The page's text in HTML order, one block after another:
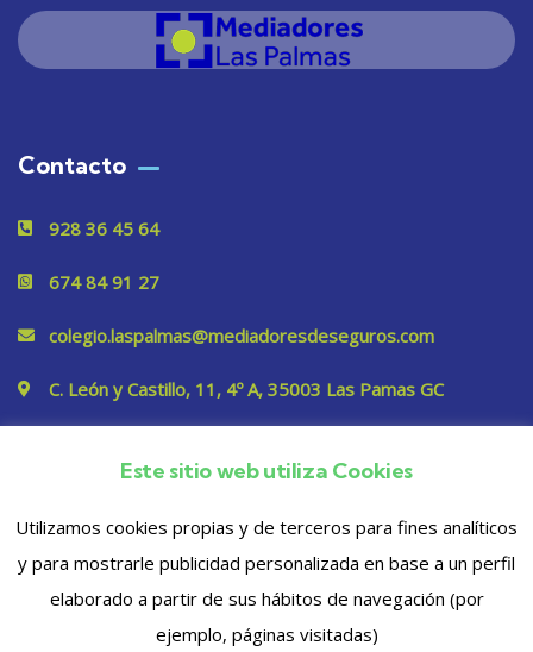
Contacto
928 36 45 64
674 84 91 27
colegio.laspalmas@mediadoresdeseguros.com
C. León y Castillo, 11, 4º A, 35003 Las Pamas GC
PrivacidadEste sitio web utiliza Cookies
Utilizamos cookies propias y de terceros para fines analíticos
y para mostrarle publicidad personalizada en base a un perfil
elaborado a partir de sus hábitos de navegación (por
ejemplo, páginas visitadas)